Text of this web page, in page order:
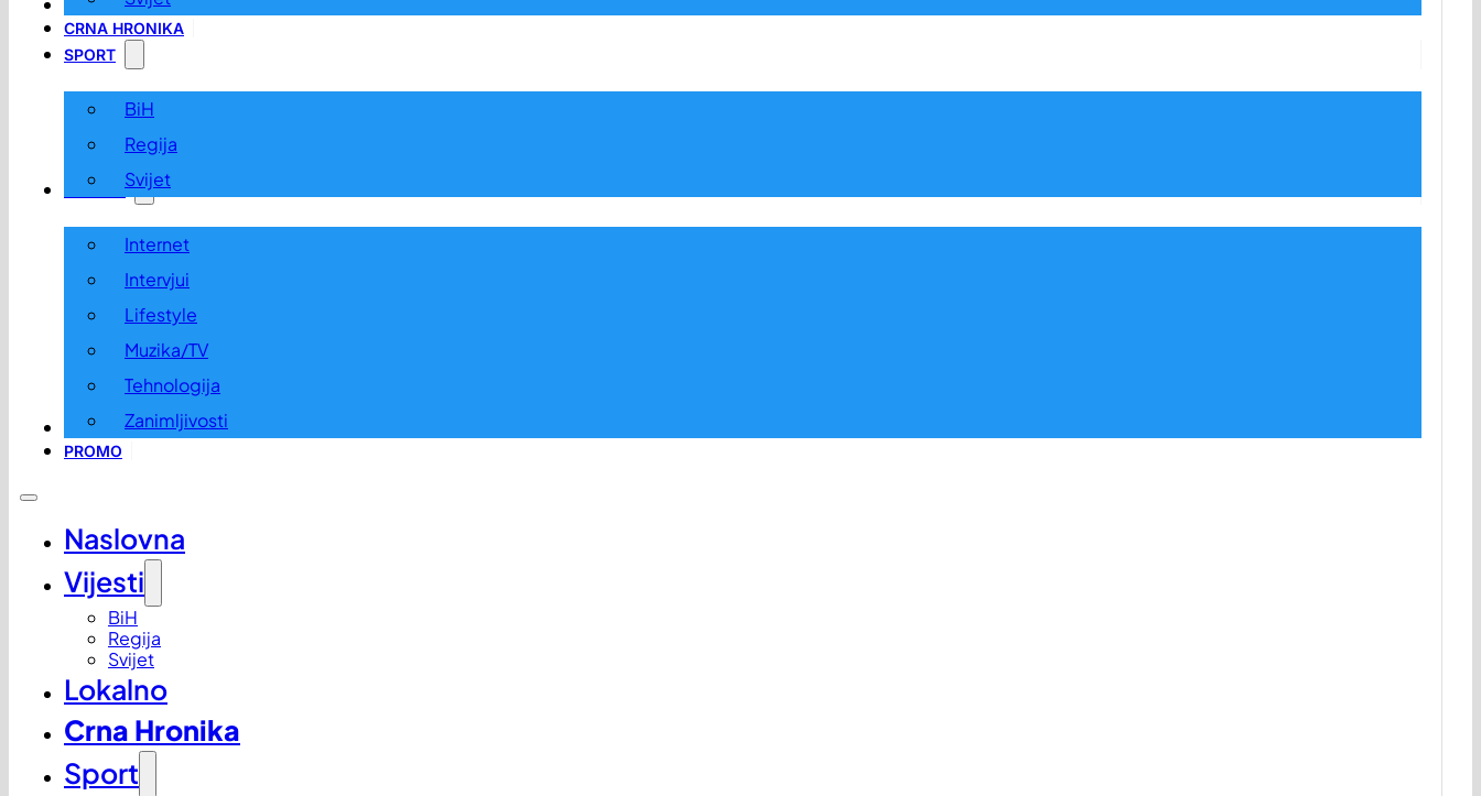
LOKALNO
CRNA HRONIKA
SPORT
BiH
Regija
Svijet
ZABAVA
Internet
Intervjui
Lifestyle
Muzika/TV
Tehnologija
Zanimljivosti
OGLASI I KONKURSI
PROMO
Naslovna
Vijesti
BiH
Regija
Svijet
Lokalno
Crna Hronika
Sport